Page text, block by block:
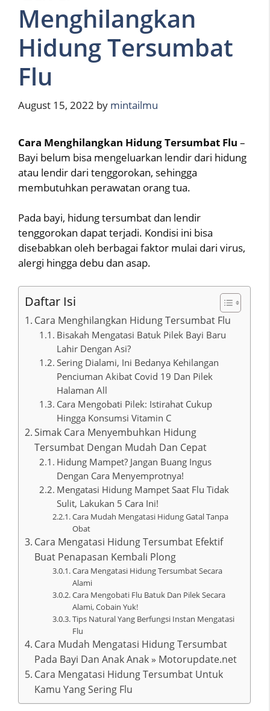
Menghilangkan
Hidung Tersumbat
Flu
August 15, 2022 by mintailmu
Cara Menghilangkan Hidung Tersumbat Flu –
Bayi belum bisa mengeluarkan lendir dari hidung
atau lendir dari tenggorokan, sehingga
membutuhkan perawatan orang tua.
Pada bayi, hidung tersumbat dan lendir
tenggorokan dapat terjadi. Kondisi ini bisa
disebabkan oleh berbagai faktor mulai dari virus,
alergi hingga debu dan asap.
Daftar Isi
Cara Menghilangkan Hidung Tersumbat Flu
Bisakah Mengatasi Batuk Pilek Bayi Baru
Lahir Dengan Asi?
Sering Dialami, Ini Bedanya Kehilangan
Penciuman Akibat Covid 19 Dan Pilek
Halaman All
Cara Mengobati Pilek: Istirahat Cukup
Hingga Konsumsi Vitamin C
Simak Cara Menyembuhkan Hidung
Tersumbat Dengan Mudah Dan Cepat
Hidung Mampet? Jangan Buang Ingus
Dengan Cara Menyemprotnya!
Mengatasi Hidung Mampet Saat Flu Tidak
Sulit, Lakukan 5 Cara Ini!
Cara Mudah Mengatasi Hidung Gatal Tanpa
Obat
Cara Mengatasi Hidung Tersumbat Efektif
Buat Penapasan Kembali Plong
Cara Mengatasi Hidung Tersumbat Secara
Alami
Cara Mengobati Flu Batuk Dan Pilek Secara
Alami, Cobain Yuk!
Tips Natural Yang Berfungsi Instan Mengatasi
Flu
Cara Mudah Mengatasi Hidung Tersumbat
Pada Bayi Dan Anak Anak » Motorupdate.net
Cara Mengatasi Hidung Tersumbat Untuk
Kamu Yang Sering Flu